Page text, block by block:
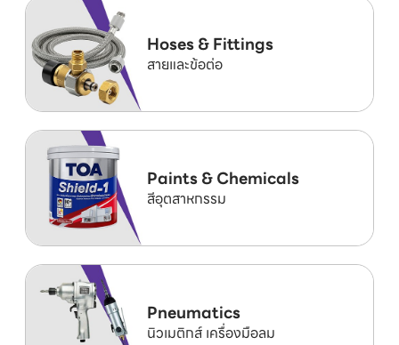
Hoses & Fittings
สายและข้อต่อ
Paints & Chemicals
สีอุตสาหกรรม
Pneumatics
นิวเมติกส์ เครื่องมือลม